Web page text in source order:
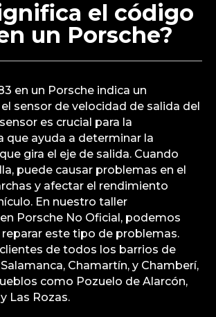
el código
un Porsche?
en un Porsche indica un
sensor de velocidad de salida del
es crucial para la
que ayuda a determinar la
gira el eje de salida. Cuando
puede causar problemas en el
y afectar el rendimiento
En nuestro taller
Porsche No Oficial, podemos
este tipo de problemas.
de todos los barrios de
Chamartín, y Chamberí,
como Pozuelo de Alarcón,
Las Rozas.